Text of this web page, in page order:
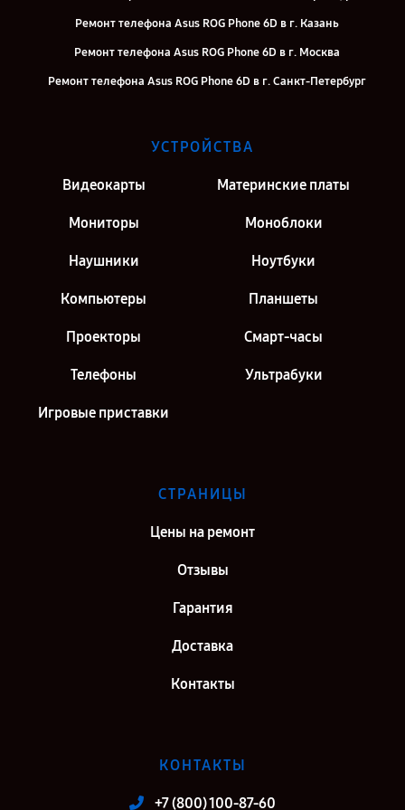
Ремонт телефона Asus ROG Phone 6D в г. Казань
Ремонт телефона Asus ROG Phone 6D в г. Москва
Ремонт телефона Asus ROG Phone 6D в г. Санкт-Петербург
УСТРОЙСТВА
Видеокарты Материнские платы
Мониторы Моноблоки
Наушники Ноутбуки
Компьютеры Планшеты
Проекторы Смарт-часы
Телефоны Ультрабуки
Игровые приставки
СТРАНИЦЫ
Цены на ремонт
Отзывы
Гарантия
Доставка
Контакты
КОНТАКТЫ
+7 (800) 100-87-60